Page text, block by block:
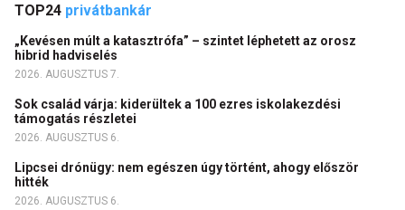
TOP24 privátbankár
„Kevésen múlt a katasztrófa” – szintet léphetett az orosz
hibrid hadviselés
2026. AUGUSZTUS 7.
Sok család várja: kiderültek a 100 ezres iskolakezdési
támogatás részletei
2026. AUGUSZTUS 6.
Lipcsei drónügy: nem egészen úgy történt, ahogy először
hitték
2026. AUGUSZTUS 6.